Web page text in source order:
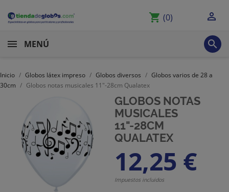
shopping_cart (0) 
MENÚ 
Inicio Globos látex impreso Globos diversos
Globos varios de 28 a
30cm
Globos notas musicales 11"-28cm Qualatex
GLOBOS NOTAS
MUSICALES
11"-28CM
QUALATEX
12,25 €
Impuestos incluidos